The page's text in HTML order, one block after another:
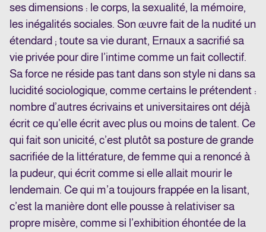
ses dimensions : le corps, la sexualité, la mémoire,
les inégalités sociales. Son œuvre fait de la nudité un
étendard ; toute sa vie durant, Ernaux a sacrifié sa
vie privée pour dire l’intime comme un fait collectif.
Sa force ne réside pas tant dans son style ni dans sa
lucidité sociologique, comme certains le prétendent :
nombre d’autres écrivains et universitaires ont déjà
écrit ce qu’elle écrit avec plus ou moins de talent. Ce
qui fait son unicité, c’est plutôt sa posture de grande
sacrifiée de la littérature, de femme qui a renoncé à
la pudeur, qui écrit comme si elle allait mourir le
lendemain. Ce qui m’a toujours frappée en la lisant,
c’est la manière dont elle pousse à relativiser sa
propre misère, comme si l’exhibition éhontée de la